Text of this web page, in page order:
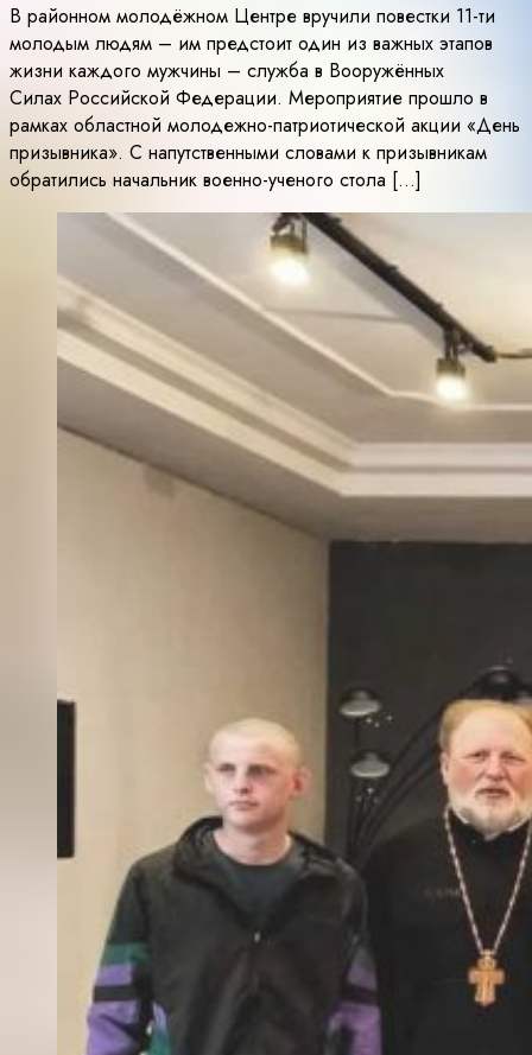
В районном молодёжном Центре вручили повестки 11-ти
молодым людям – им предстоит один из важных этапов
жизни каждого мужчины – служба в Вооружённых
Силах Российской Федерации. Мероприятие прошло в
рамках областной молодежно-патриотической акции «День
призывника». С напутственными словами к призывникам
обратились начальник военно-ученого стола […]